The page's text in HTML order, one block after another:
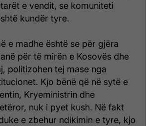
e vendit, se komuniteti
kundër tyre.
e madhe është se për gjëra
për të mirën e Kosovës dhe
politizohen tej mase nga
Kjo bënë që në sytë e
Kryeministrin dhe
nuk i pyet kush. Në fakt
e zbehur ndikimin e tyre, kjo